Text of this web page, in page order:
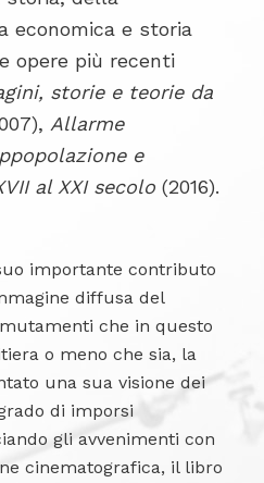
economica e storia
opere più recenti
storie e teorie da
Allarme
e
al XXI secolo(2016).
importante contributo
diffusa del
che in questo
o meno che sia, la
una sua visione dei
di imporsi
gli avvenimenti con
cinematografica, il libro